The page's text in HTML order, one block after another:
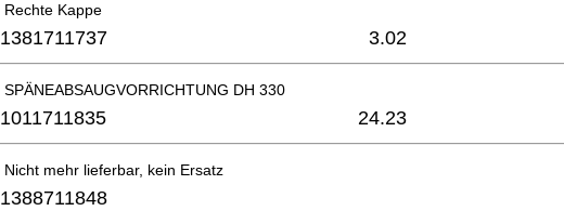
Rechte Kappe
1381711737 3.02
SPÄNEABSAUGVORRICHTUNG DH 330
1011711835 24.23
Nicht mehr lieferbar, kein Ersatz
1388711848